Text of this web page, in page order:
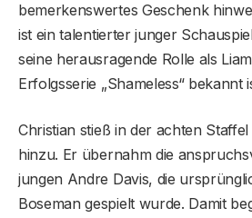
bemerkenswertes Geschenk
ist ein talentierter junger
seine herausragende Rolle als
Erfolgsserie „Shameless“ bekannt
Christian stieß in der achten
hinzu. Er übernahm die
jungen Andre Davis, die
Boseman gespielt wurde. Damit